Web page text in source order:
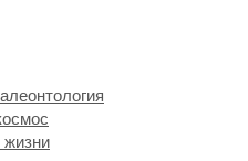
жизни